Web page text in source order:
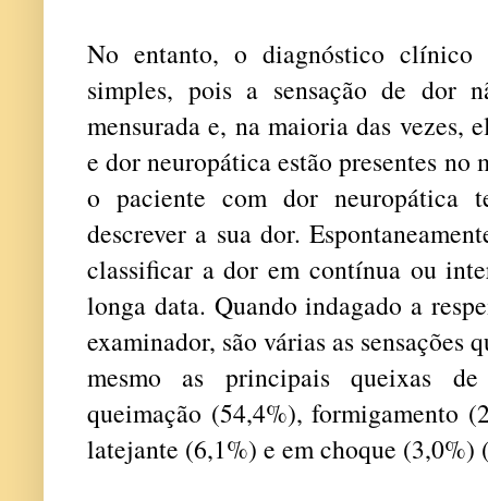
No entanto, o diagnóstico
simples, pois a sensação de dor
mensurada e, na maioria das vezes,
e dor neuropática estão presentes no
o paciente com dor neuropática
descrever a sua dor.
classificar a dor em contínua ou
longa data. Quando indagado a
examinador, são várias as sensações
mesmo as principais queixas
queimação (54,4%), formigamento
latejante (6,1%) e em choque (3,0%)